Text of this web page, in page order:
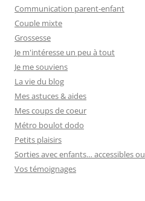
Communication parent-enfant
Couple mixte
Grossesse
Je m'intéresse un peu à tout
Je me souviens
La vie du blog
Mes astuces & aides
Mes coups de coeur
Métro boulot dodo
Petits plaisirs
Sorties avec enfants… accessibles
Vos témoignages